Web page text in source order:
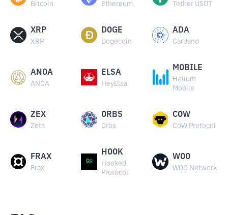
Bitcoin Ethereum Tether USDT
XRP
XRP
DOGE
Dogecoin
ADA
Cardano
ANOA
ANOA
ELSA
HeyElsa
MOBILE
Helium
Mobile
ZEX
Zeta
ORBS
Orbs
COW
CoW Protocol
FRAX
Frax
HOOK
Hooked
Protocol
WOO
WOO Network